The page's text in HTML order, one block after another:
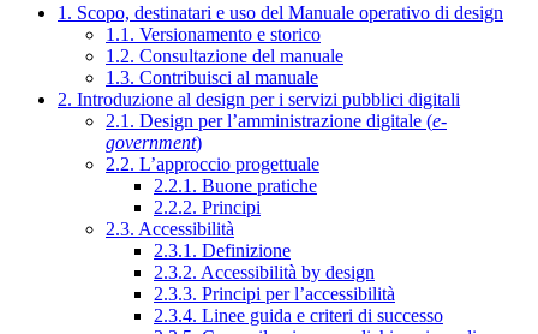
1. Scopo, destinatari e uso del Manuale operativo di design
1.1. Versionamento e storico
1.2. Consultazione del manuale
1.3. Contribuisci al manuale
2. Introduzione al design per i servizi pubblici digitali
2.1. Design per l’amministrazione digitale (e-
government)
2.2. L’approccio progettuale
2.2.1. Buone pratiche
2.2.2. Principi
2.3. Accessibilità
2.3.1. Definizione
2.3.2. Accessibilità by design
2.3.3. Principi per l’accessibilità
2.3.4. Linee guida e criteri di successo